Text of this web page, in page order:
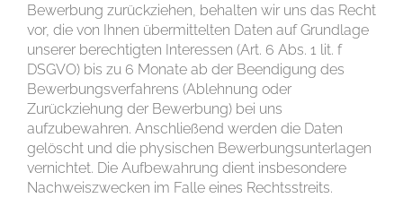
Bewerbung zurückziehen, behalten wir uns das Recht
vor, die von Ihnen übermittelten Daten auf Grundlage
unserer berechtigten Interessen (Art. 6 Abs. 1 lit. f
DSGVO) bis zu 6 Monate ab der Beendigung des
Bewerbungsverfahrens (Ablehnung oder
Zurückziehung der Bewerbung) bei uns
aufzubewahren. Anschließend werden die Daten
gelöscht und die physischen Bewerbungsunterlagen
vernichtet. Die Aufbewahrung dient insbesondere
Nachweiszwecken im Falle eines Rechtsstreits.